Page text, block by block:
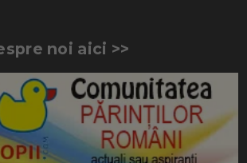
noi aici >>